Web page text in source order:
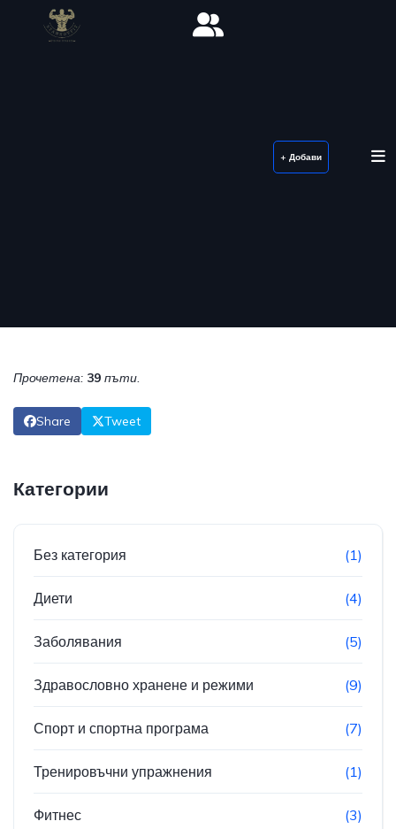
+ Добави
Прочетена: 39 пъти.
Share Tweet
Категории
Без категория (1)
Диети (4)
Заболявания (5)
Здравословно хранене и режими (9)
Спорт и спортна програма (7)
Тренировъчни упражнения (1)
Фитнес (3)